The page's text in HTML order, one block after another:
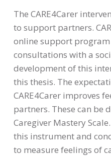
The CARE4Carer
to support partners.
online support
consultations with a
development of this
this thesis. The
CARE4Carer improves
partners. These can be
Caregiver Mastery
this instrument and
to measure feelings of